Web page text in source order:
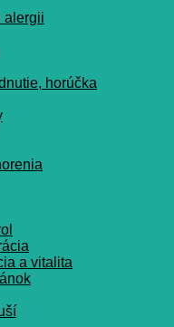
alergii
horúčka
a vitalita